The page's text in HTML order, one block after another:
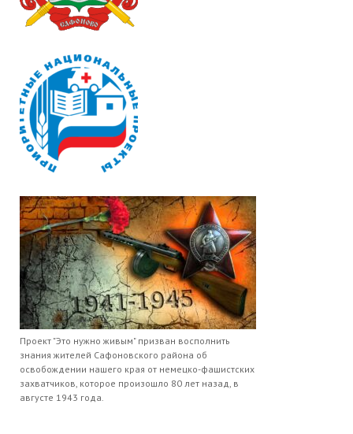
Проект "Это нужно живым" призван восполнить
знания жителей Сафоновского района об
освобождении нашего края от немецко-фашистских
захватчиков, которое произошло 80 лет назад, в
августе 1943 года.